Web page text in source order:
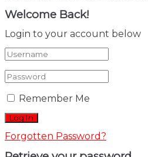
Welcome Back!
Login to your account below
Remember Me
Forgotten Password?